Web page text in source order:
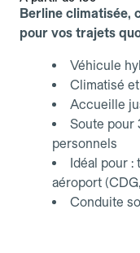
Berline climatisée,
pour vos trajets
Véhicule
Climatisé
Accueille
Soute pour
personnels
Idéal pour :
aéroport
Conduite